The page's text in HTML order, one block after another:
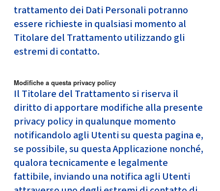
trattamento dei Dati Personali potranno
essere richieste in qualsiasi momento al
Titolare del Trattamento utilizzando gli
estremi di contatto.
Modifiche a questa privacy policy
Il Titolare del Trattamento si riserva il
diritto di apportare modifiche alla presente
privacy policy in qualunque momento
notificandolo agli Utenti su questa pagina e,
se possibile, su questa Applicazione nonché,
qualora tecnicamente e legalmente
fattibile, inviando una notifica agli Utenti